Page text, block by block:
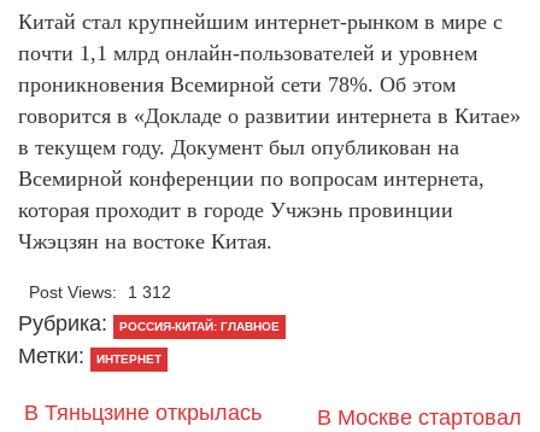
Китай стал крупнейшим интернет-рынком в мире с
почти 1,1 млрд онлайн-пользователей и уровнем
проникновения Всемирной сети 78%. Об этом
говорится в «Докладе о развитии интернета в Китае»
в текущем году. Документ был опубликован на
Всемирной конференции по вопросам интернета,
которая проходит в городе Учжэнь провинции
Чжэцзян на востоке Китая.
Post Views: 1 312
Рубрика: РОССИЯ-КИТАЙ: ГЛАВНОЕ
Метки: ИНТЕРНЕТ
В Тяньцзине открылась
В Москве стартовал